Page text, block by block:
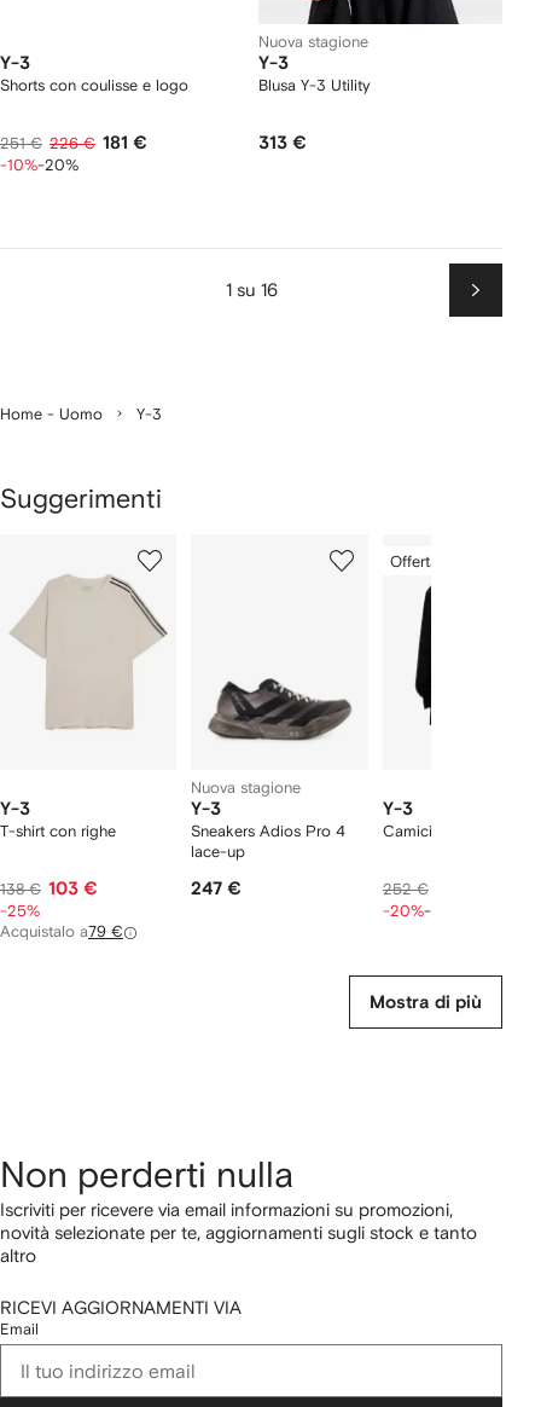
Y-3
Shorts con coulisse e logo
251 € 226 € 181 €
-10%-20%
Nuova stagione
Y-3
Blusa Y-3 Utility
313 €
1 su 16
Home - Uomo Y-3
Suggerimenti
Y-3
T-shirt con righe
138 € 103 €
-25%
Acquistalo a79 €
Nuova stagione
Y-3
Sneakers Adios Pro 4
lace-up
247 €
su
Y-3
Camicia con taschino
252 €
-20%-20%
Mostra di più
Non perderti nulla
Iscriviti per ricevere via email informazioni su promozioni,
novità selezionate per te, aggiornamenti sugli stock e tanto
altro
RICEVI AGGIORNAMENTI VIA
Email